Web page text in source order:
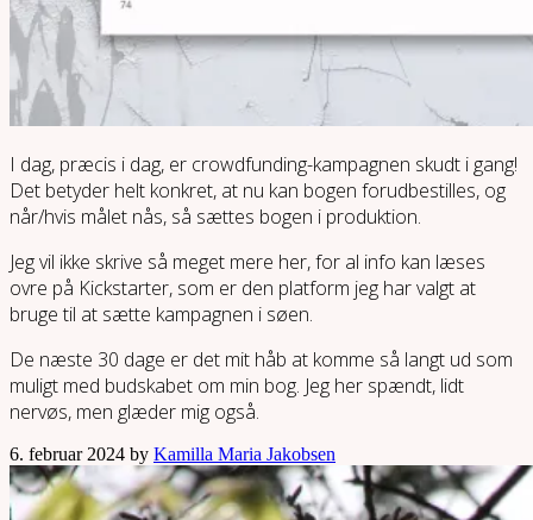
I dag, præcis i dag, er crowdfunding-kampagnen skudt i gang!
Det betyder helt konkret, at nu kan bogen forudbestilles, og
når/hvis målet nås, så sættes bogen i produktion.
Jeg vil ikke skrive så meget mere her, for al info kan læses
ovre på Kickstarter, som er den platform jeg har valgt at
bruge til at sætte kampagnen i søen.
De næste 30 dage er det mit håb at komme så langt ud som
muligt med budskabet om min bog. Jeg her spændt, lidt
nervøs, men glæder mig også.
6. februar 2024 by Kamilla Maria Jakobsen